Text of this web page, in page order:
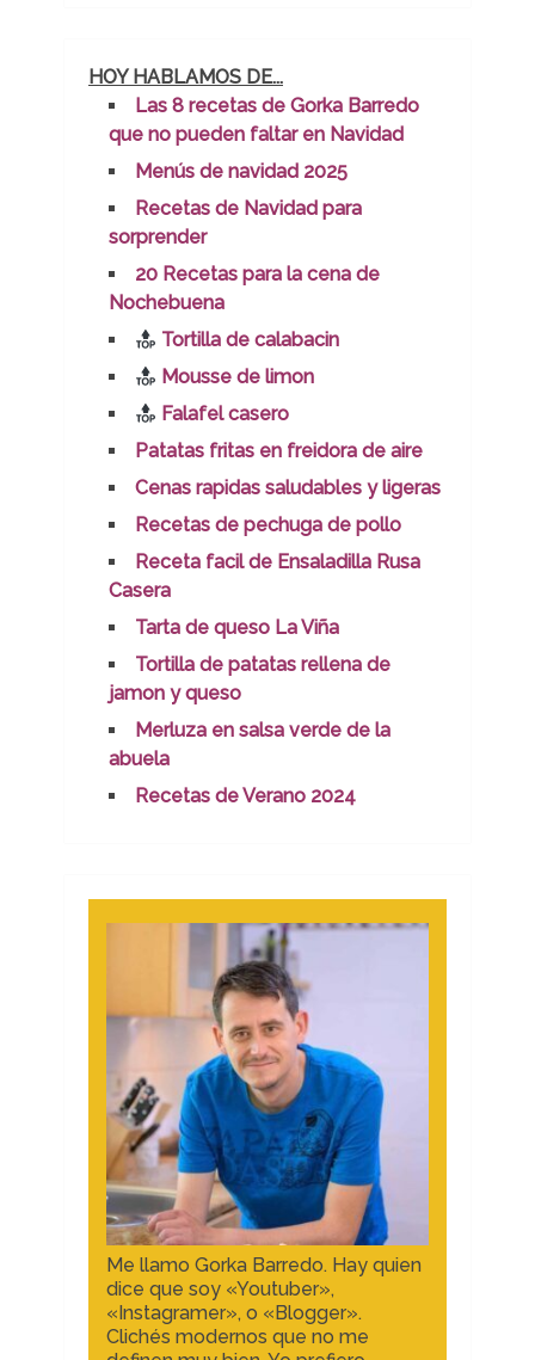
HOY HABLAMOS DE...
Las 8 recetas de Gorka Barredo
que no pueden faltar en Navidad
Menús de navidad 2025
Recetas de Navidad para
sorprender
20 Recetas para la cena de
Nochebuena
Tortilla de calabacin
Mousse de limon
Falafel casero
Patatas fritas en freidora de aire
Cenas rapidas saludables y ligeras
Recetas de pechuga de pollo
Receta facil de Ensaladilla Rusa
Casera
Tarta de queso La Viña
Tortilla de patatas rellena de
jamon y queso
Merluza en salsa verde de la
abuela
Recetas de Verano 2024
Me llamo Gorka Barredo. Hay quien
dice que soy «Youtuber»,
«Instagramer», o «Blogger».
Clichés modernos que no me